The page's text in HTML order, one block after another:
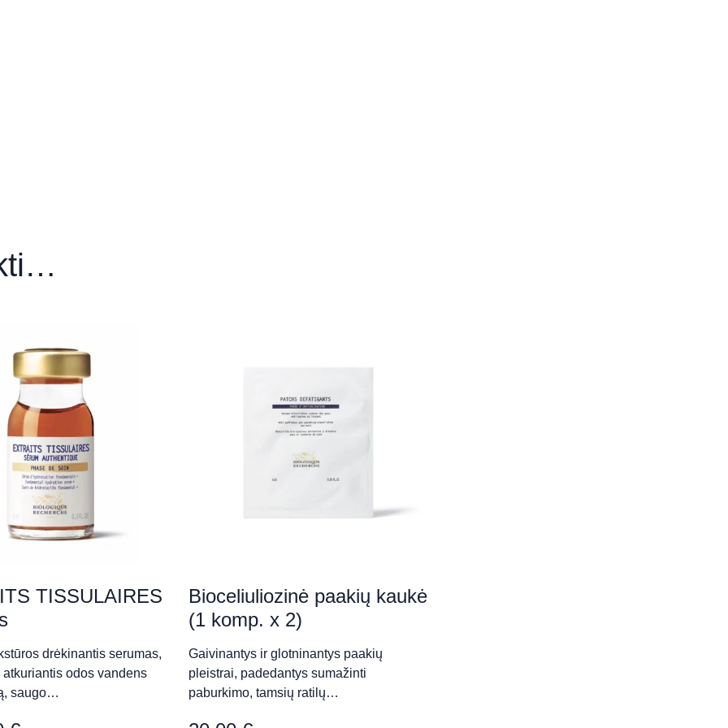
Skardžiukienė)
TISSULAIRES
drėkinantis serumas,
odos vandens
saugo…
Bioceliuliozinė paakių kaukė
(1 komp. x 2)
Gaivinantys ir glotninantys paakių
pleistrai, padedantys sumažinti
paburkimo, tamsių ratilų…